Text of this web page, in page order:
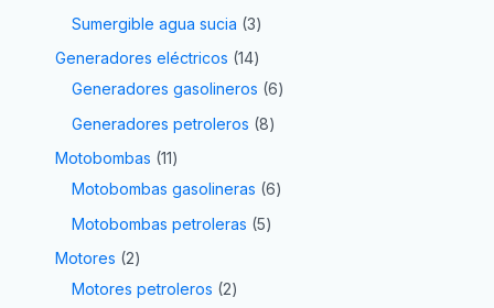
Sumergible agua sucia 3
Generadores eléctricos 14
Generadores gasolineros 6
Generadores petroleros 8
Motobombas 11
Motobombas gasolineras 6
Motobombas petroleras 5
Motores
2
Motores petroleros
2